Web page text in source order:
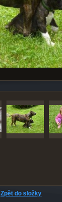
Zpět do složky